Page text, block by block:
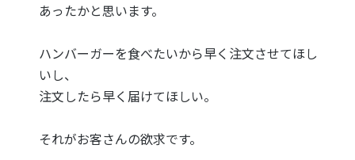
あったかと思います。
ハンバーガーを食べたいから早く注文させてほし
いし、
注文したら早く届けてほしい。
それがお客さんの欲求です。